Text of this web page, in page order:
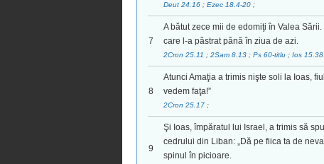
Deut 24.16 ; Ezec 18.4-20 ;
7
A bătut zece mii de edomiţi în Valea
care l-a păstrat până în ziua de azi.
2Cron 25.11 ; 2Sam 8.13 ; Ps 60-titlu ; Ios 15.38
8
Atunci Amaţia a trimis nişte soli la Ioas,
vedem faţa!”
2Cron 25.17 ;
9
Şi Ioas, împăratul lui Israel, a trimis să
cedrului din Liban: „Dă pe fiica ta de
spinul în picioare.